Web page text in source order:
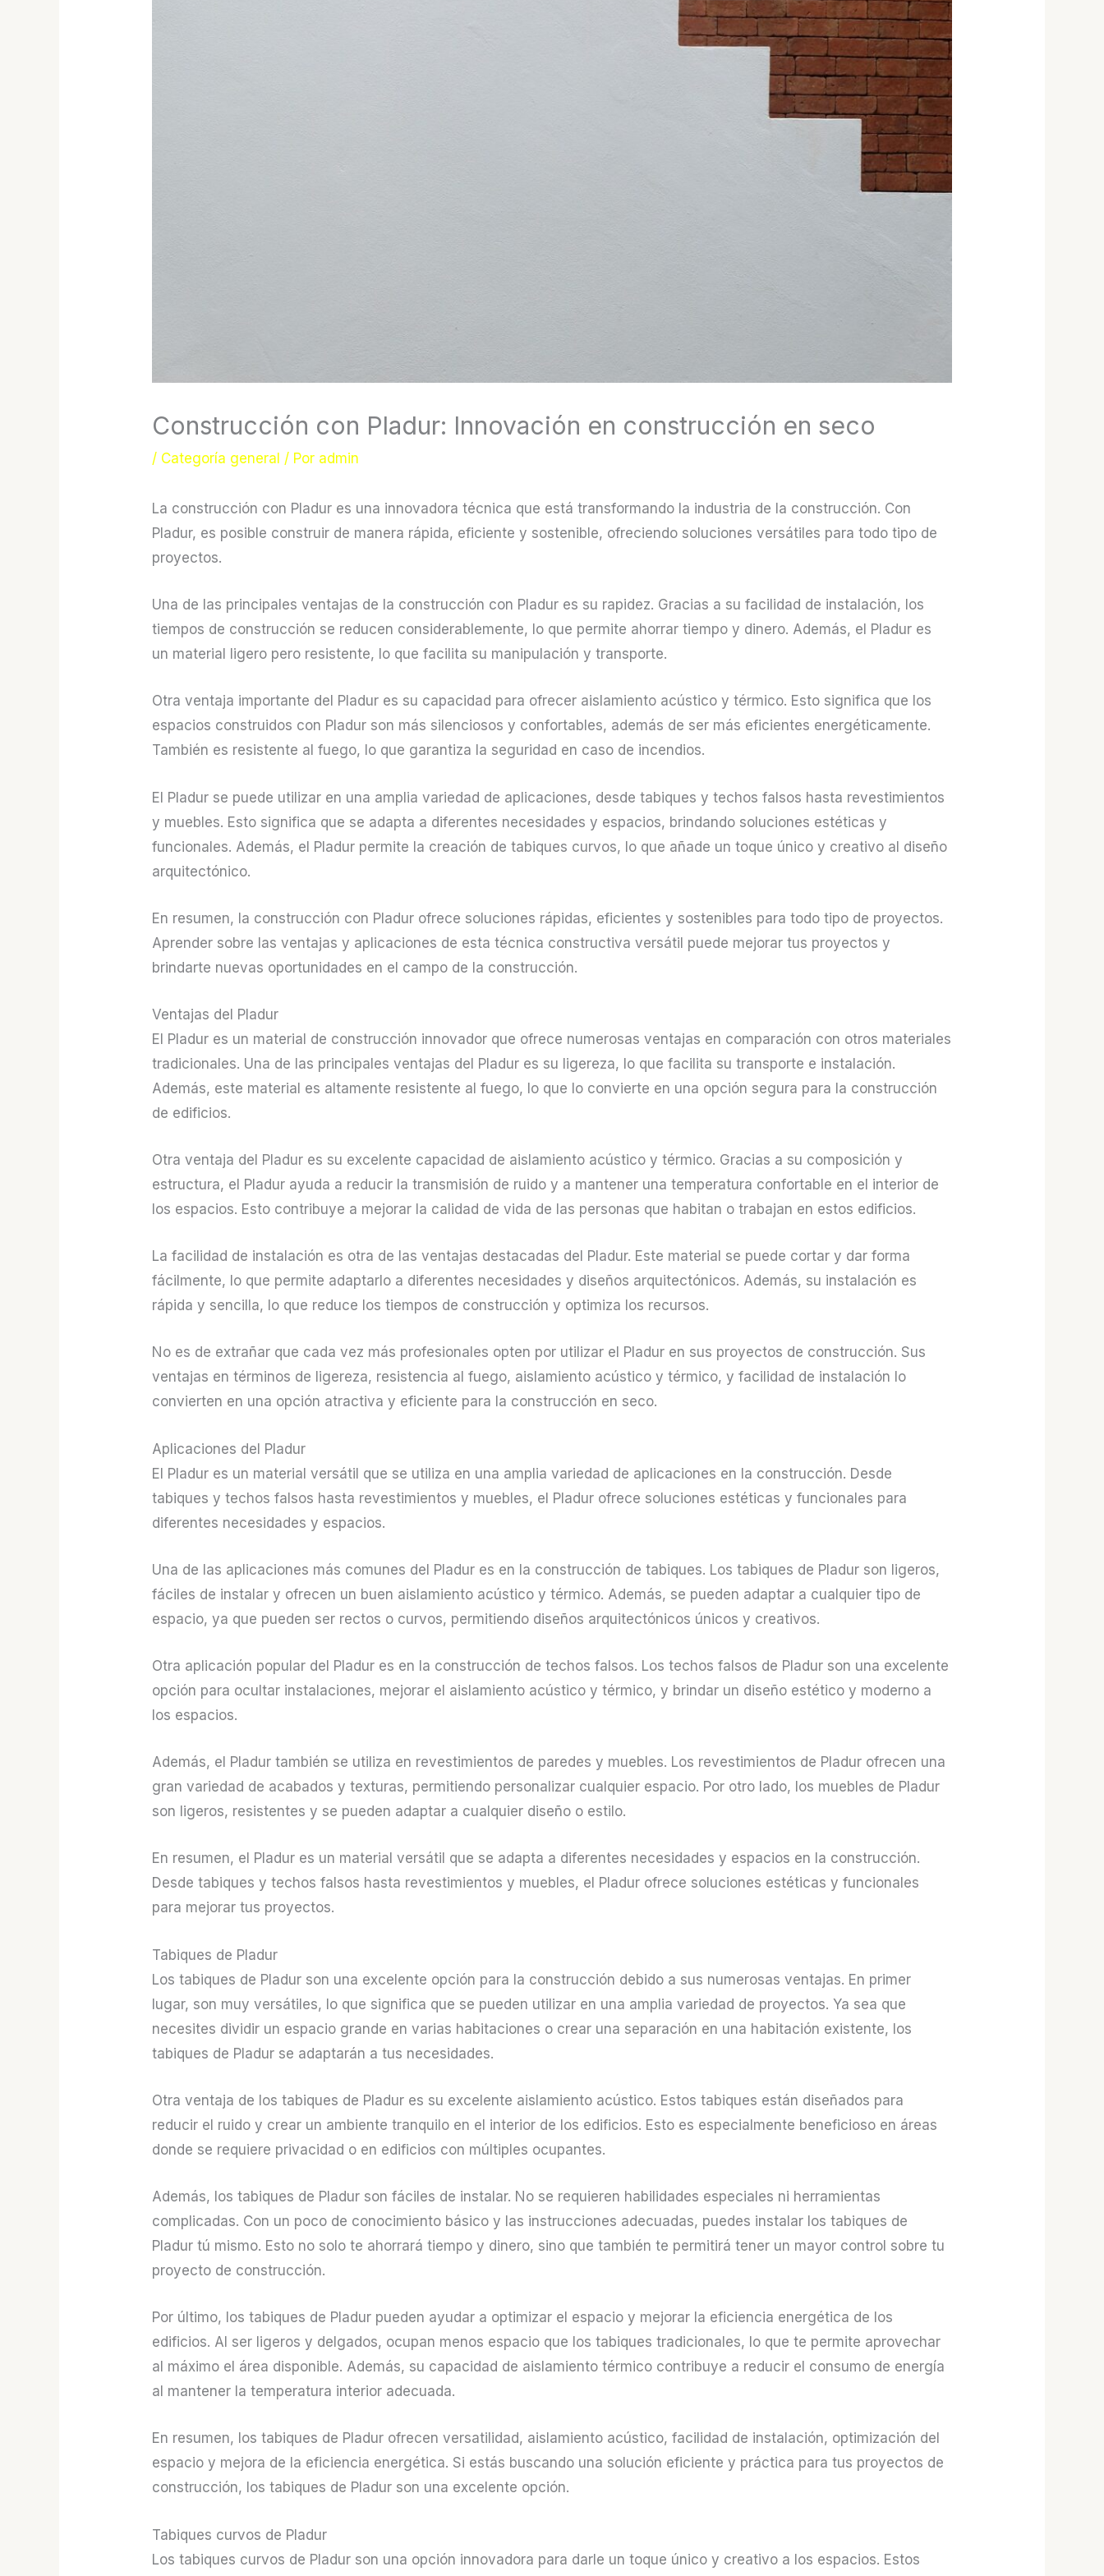
Construcción con Pladur: Innovación en construcción en seco
/ Categoría general / Por admin
La construcción con Pladur es una innovadora técnica que está transformando la industria de la construcción. Con
Pladur, es posible construir de manera rápida, eficiente y sostenible, ofreciendo soluciones versátiles para todo tipo de
proyectos.
Una de las principales ventajas de la construcción con Pladur es su rapidez. Gracias a su facilidad de instalación, los
tiempos de construcción se reducen considerablemente, lo que permite ahorrar tiempo y dinero. Además, el Pladur es
un material ligero pero resistente, lo que facilita su manipulación y transporte.
Otra ventaja importante del Pladur es su capacidad para ofrecer aislamiento acústico y térmico. Esto significa que los
espacios construidos con Pladur son más silenciosos y confortables, además de ser más eficientes energéticamente.
También es resistente al fuego, lo que garantiza la seguridad en caso de incendios.
El Pladur se puede utilizar en una amplia variedad de aplicaciones, desde tabiques y techos falsos hasta revestimientos
y muebles. Esto significa que se adapta a diferentes necesidades y espacios, brindando soluciones estéticas y
funcionales. Además, el Pladur permite la creación de tabiques curvos, lo que añade un toque único y creativo al diseño
arquitectónico.
En resumen, la construcción con Pladur ofrece soluciones rápidas, eficientes y sostenibles para todo tipo de proyectos.
Aprender sobre las ventajas y aplicaciones de esta técnica constructiva versátil puede mejorar tus proyectos y
brindarte nuevas oportunidades en el campo de la construcción.
Ventajas del Pladur
El Pladur es un material de construcción innovador que ofrece numerosas ventajas en comparación con otros materiales
tradicionales. Una de las principales ventajas del Pladur es su ligereza, lo que facilita su transporte e instalación.
Además, este material es altamente resistente al fuego, lo que lo convierte en una opción segura para la construcción
de edificios.
Otra ventaja del Pladur es su excelente capacidad de aislamiento acústico y térmico. Gracias a su composición y
estructura, el Pladur ayuda a reducir la transmisión de ruido y a mantener una temperatura confortable en el interior de
los espacios. Esto contribuye a mejorar la calidad de vida de las personas que habitan o trabajan en estos edificios.
La facilidad de instalación es otra de las ventajas destacadas del Pladur. Este material se puede cortar y dar forma
fácilmente, lo que permite adaptarlo a diferentes necesidades y diseños arquitectónicos. Además, su instalación es
rápida y sencilla, lo que reduce los tiempos de construcción y optimiza los recursos.
No es de extrañar que cada vez más profesionales opten por utilizar el Pladur en sus proyectos de construcción. Sus
ventajas en términos de ligereza, resistencia al fuego, aislamiento acústico y térmico, y facilidad de instalación lo
convierten en una opción atractiva y eficiente para la construcción en seco.
Aplicaciones del Pladur
El Pladur es un material versátil que se utiliza en una amplia variedad de aplicaciones en la construcción. Desde
tabiques y techos falsos hasta revestimientos y muebles, el Pladur ofrece soluciones estéticas y funcionales para
diferentes necesidades y espacios.
Una de las aplicaciones más comunes del Pladur es en la construcción de tabiques. Los tabiques de Pladur son ligeros,
fáciles de instalar y ofrecen un buen aislamiento acústico y térmico. Además, se pueden adaptar a cualquier tipo de
espacio, ya que pueden ser rectos o curvos, permitiendo diseños arquitectónicos únicos y creativos.
Otra aplicación popular del Pladur es en la construcción de techos falsos. Los techos falsos de Pladur son una excelente
opción para ocultar instalaciones, mejorar el aislamiento acústico y térmico, y brindar un diseño estético y moderno a
los espacios.
Además, el Pladur también se utiliza en revestimientos de paredes y muebles. Los revestimientos de Pladur ofrecen una
gran variedad de acabados y texturas, permitiendo personalizar cualquier espacio. Por otro lado, los muebles de Pladur
son ligeros, resistentes y se pueden adaptar a cualquier diseño o estilo.
En resumen, el Pladur es un material versátil que se adapta a diferentes necesidades y espacios en la construcción.
Desde tabiques y techos falsos hasta revestimientos y muebles, el Pladur ofrece soluciones estéticas y funcionales
para mejorar tus proyectos.
Tabiques de Pladur
Los tabiques de Pladur son una excelente opción para la construcción debido a sus numerosas ventajas. En primer
lugar, son muy versátiles, lo que significa que se pueden utilizar en una amplia variedad de proyectos. Ya sea que
necesites dividir un espacio grande en varias habitaciones o crear una separación en una habitación existente, los
tabiques de Pladur se adaptarán a tus necesidades.
Otra ventaja de los tabiques de Pladur es su excelente aislamiento acústico. Estos tabiques están diseñados para
reducir el ruido y crear un ambiente tranquilo en el interior de los edificios. Esto es especialmente beneficioso en áreas
donde se requiere privacidad o en edificios con múltiples ocupantes.
Además, los tabiques de Pladur son fáciles de instalar. No se requieren habilidades especiales ni herramientas
complicadas. Con un poco de conocimiento básico y las instrucciones adecuadas, puedes instalar los tabiques de
Pladur tú mismo. Esto no solo te ahorrará tiempo y dinero, sino que también te permitirá tener un mayor control sobre tu
proyecto de construcción.
Por último, los tabiques de Pladur pueden ayudar a optimizar el espacio y mejorar la eficiencia energética de los
edificios. Al ser ligeros y delgados, ocupan menos espacio que los tabiques tradicionales, lo que te permite aprovechar
al máximo el área disponible. Además, su capacidad de aislamiento térmico contribuye a reducir el consumo de energía
al mantener la temperatura interior adecuada.
En resumen, los tabiques de Pladur ofrecen versatilidad, aislamiento acústico, facilidad de instalación, optimización del
espacio y mejora de la eficiencia energética. Si estás buscando una solución eficiente y práctica para tus proyectos de
construcción, los tabiques de Pladur son una excelente opción.
Tabiques curvos de Pladur
Los tabiques curvos de Pladur son una opción innovadora para darle un toque único y creativo a los espacios. Estos